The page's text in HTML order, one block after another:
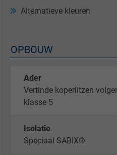
Alternatieve kleuren
OPBOUW
Ader
Vertinde koperlitzen
klasse 5
Isolatie
Speciaal SABIX®